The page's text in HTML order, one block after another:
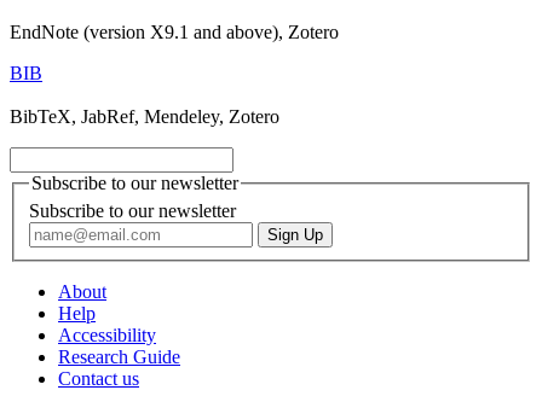
EndNote (version X9.1 and above), Zotero
BIB
BibTeX, JabRef, Mendeley, Zotero
Subscribe to our newsletter
Subscribe to our newsletter
About
Help
Accessibility
Research Guide
Contact us